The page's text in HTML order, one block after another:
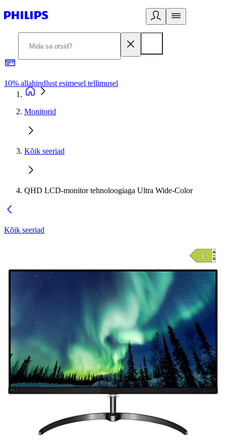
10% allahindlust esimesel tellimusel
Monitorid
Kõik seeriad
QHD LCD-monitor tehnoloogiaga Ultra Wide-Color
Kõik seeriad